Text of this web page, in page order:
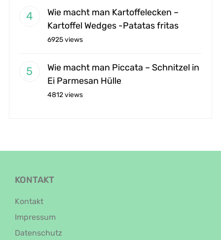
Wie macht man Kartoffelecken –
Kartoffel Wedges -Patatas fritas
6925 views
Wie macht man Piccata – Schnitzel in
Ei Parmesan Hülle
4812 views
KONTAKT
Kontakt
Impressum
Datenschutz